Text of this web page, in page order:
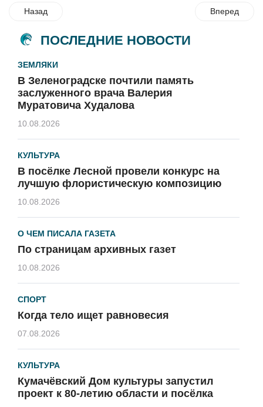
Назад Вперед
ПОСЛЕДНИЕ НОВОСТИ
ЗЕМЛЯКИ
В Зеленоградске почтили память
заслуженного врача Валерия
Муратовича Худалова
10.08.2026
КУЛЬТУРА
В посёлке Лесной провели конкурс на
лучшую флористическую композицию
10.08.2026
О ЧЕМ ПИСАЛА ГАЗЕТА
По страницам архивных газет
10.08.2026
СПОРТ
Когда тело ищет равновесия
07.08.2026
КУЛЬТУРА
Кумачёвский Дом культуры запустил
проект к 80-летию области и посёлка